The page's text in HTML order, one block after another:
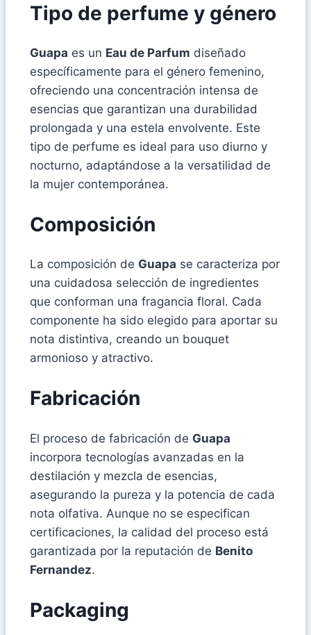
Tipo de perfume y género
Guapa es un Eau de Parfum diseñado
específicamente para el género femenino,
ofreciendo una concentración intensa de
esencias que garantizan una durabilidad
prolongada y una estela envolvente. Este
tipo de perfume es ideal para uso diurno y
nocturno, adaptándose a la versatilidad de
la mujer contemporánea.
Composición
La composición de Guapa se caracteriza por
una cuidadosa selección de ingredientes
que conforman una fragancia floral. Cada
componente ha sido elegido para aportar su
nota distintiva, creando un bouquet
armonioso y atractivo.
Fabricación
El proceso de fabricación de Guapa
incorpora tecnologías avanzadas en la
destilación y mezcla de esencias,
asegurando la pureza y la potencia de cada
nota olfativa. Aunque no se especifican
certificaciones, la calidad del proceso está
garantizada por la reputación de Benito
Fernandez.
Packaging